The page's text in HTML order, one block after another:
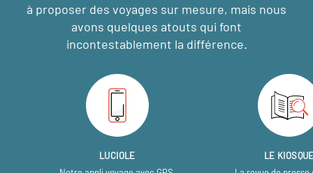
à proposer des voyages sur mesure, mais nous
avons quelques atouts qui font
incontestablement la différence.
LUCIOLE
LE